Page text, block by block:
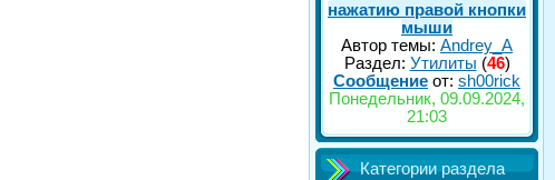
нажатию правой кнопки
мыши
Автор темы: Andrey_A
Раздел: Утилиты (46)
Сообщение от: sh00rick
Понедельник, 09.09.2024,
21:03
Категории раздела